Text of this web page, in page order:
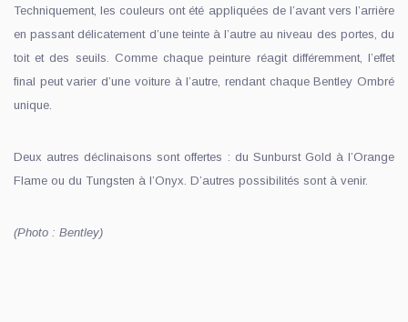
Techniquement, les couleurs ont été appliquées de l’avant vers l’arrière
en passant délicatement d’une teinte à l’autre au niveau des portes, du
toit et des seuils. Comme chaque peinture réagit différemment, l’effet
final peut varier d’une voiture à l’autre, rendant chaque Bentley Ombré
unique.
Deux autres déclinaisons sont offertes : du Sunburst Gold à l’Orange
Flame ou du Tungsten à l’Onyx. D’autres possibilités sont à venir.
(Photo : Bentley)